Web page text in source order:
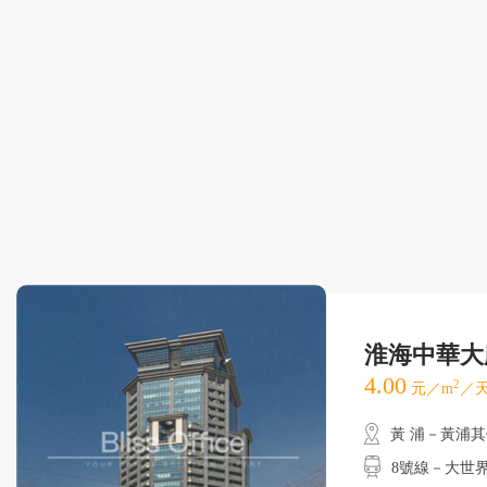
淮海中華
4.00 元／m2 ／
黃 浦－黃浦
8號線－大世界